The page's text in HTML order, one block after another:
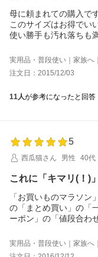
母に頼まれての購入です
このサイズはお得でい
使い勝手も汚れ落ちも
実用品・普段使い｜家族へ
注文日：2015/12/03
11人が参考になったと回答
5
西瓜猫さん
男性 40代
これに「キマリ(！)」
「お買いものマラソン
の「まとめ買い」の「
ーポン」の「値段合わ
「酵素入りポリデント
毎日使う、ものなので
実用品・普段使い｜家族へ